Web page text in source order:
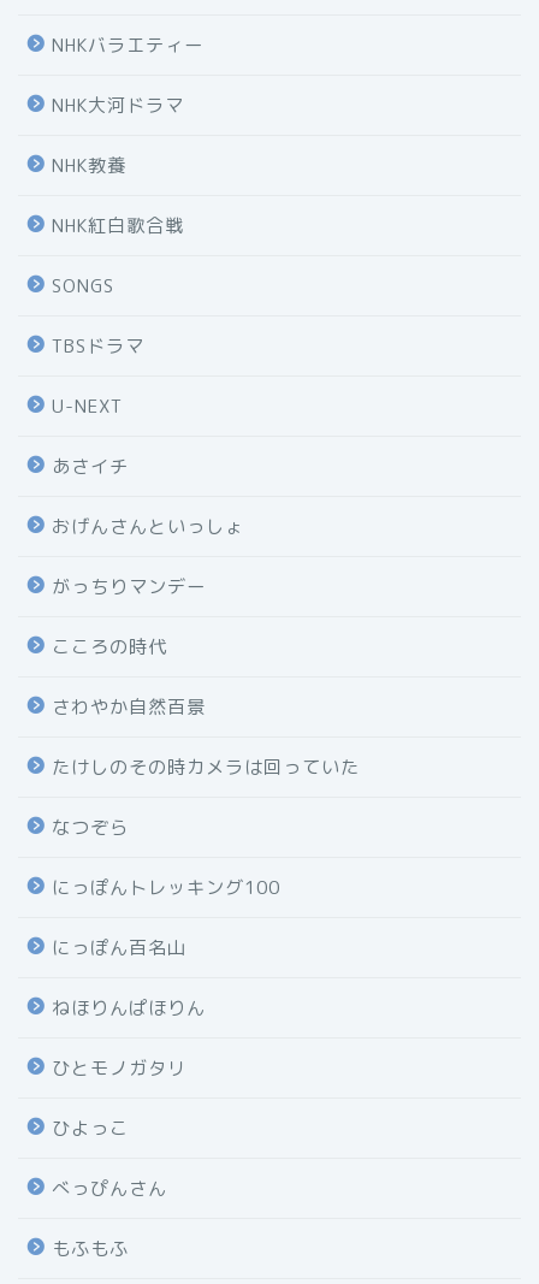
NHKバラエティー
NHK大河ドラマ
NHK教養
NHK紅白歌合戦
SONGS
TBSドラマ
U-NEXT
あさイチ
おげんさんといっしょ
がっちりマンデー
こころの時代
さわやか自然百景
たけしのその時カメラは回っていた
なつぞら
にっぽんトレッキング100
にっぽん百名山
ねほりんぱほりん
ひとモノガタリ
ひよっこ
べっぴんさん
もふもふ